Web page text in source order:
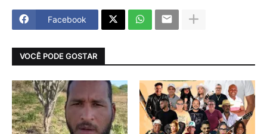
Facebook
VOCÊ PODE GOSTAR